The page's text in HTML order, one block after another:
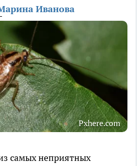
Иванова
Pxhere.com
самых неприятных